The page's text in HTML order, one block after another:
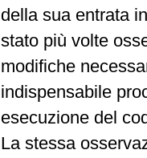
della sua entrata
stato più volte
modifiche
indispensabile
esecuzione del
La stessa